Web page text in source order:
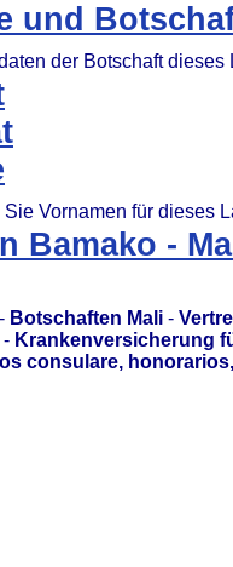
und
der Botschaft dieses
Sie Vornamen für dieses
Bamako -
- Botschaften Mali -
- Krankenversicherung
consulare,